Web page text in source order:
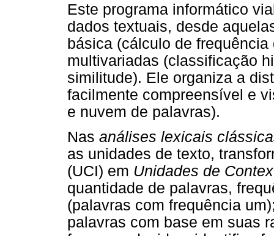
Este programa informático
dados textuais, desde
básica (cálculo de
multivariadas (classificação
similitude). Ele organiza a
facilmente compreensível e
e nuvem de palavras).
Nas análises lexicais
as unidades de texto,
(UCI) em Unidades de
quantidade de palavras,
(palavras com frequência
palavras com base em suas